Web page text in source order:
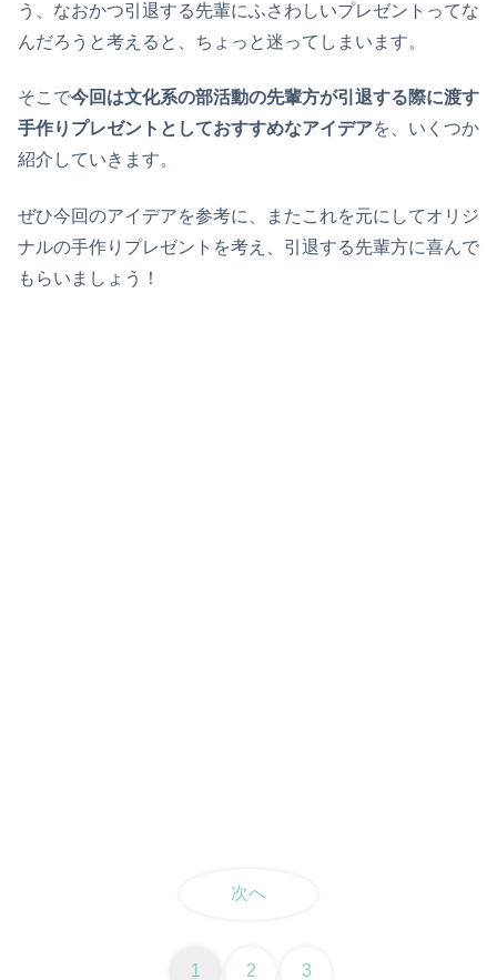
う、なおかつ引退する先輩にふさわしいプレゼントってな
んだろうと考えると、ちょっと迷ってしまいます。
そこで今回は文化系の部活動の先輩方が引退する際に渡す
手作りプレゼントとしておすすめなアイデアを、いくつか
紹介していきます。
ぜひ今回のアイデアを参考に、またこれを元にしてオリジ
ナルの手作りプレゼントを考え、引退する先輩方に喜んで
もらいましょう！
次へ
1 2 3